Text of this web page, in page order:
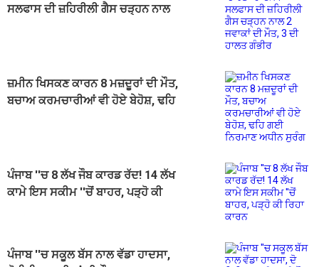
ਸਲਫਾਸ ਦੀ ਜ਼ਹਿਰੀਲੀ ਗੈਸ ਚੜ੍ਹਨ ਨਾਲ
ਜ਼ਮੀਨ ਖਿਸਕਣ ਕਾਰਨ 8 ਮਜ਼ਦੂਰਾਂ ਦੀ ਮੌਤ,
ਬਚਾਅ ਕਰਮਚਾਰੀਆਂ ਵੀ ਹੋਏ ਬੇਹੋਸ਼, ਢਹਿ
ਪੰਜਾਬ ''ਚ 8 ਲੱਖ ਜੌਬ ਕਾਰਡ ਰੱਦ! 14 ਲੱਖ
ਕਾਮੇ ਇਸ ਸਕੀਮ ''ਚੋਂ ਬਾਹਰ, ਪੜ੍ਹੋ ਕੀ
ਪੰਜਾਬ ''ਚ ਸਕੂਲ ਬੱਸ ਨਾਲ ਵੱਡਾ ਹਾਦਸਾ,